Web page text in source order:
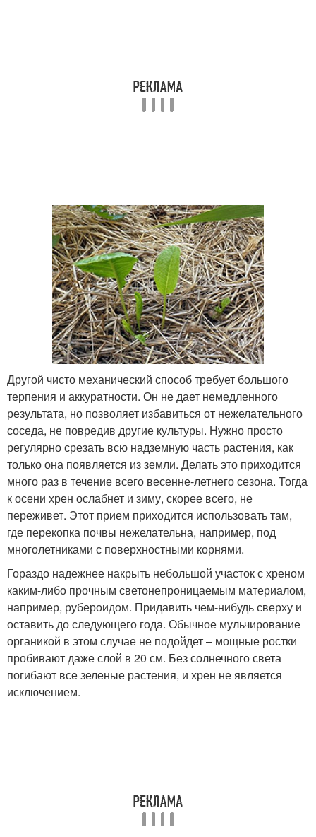
Другой чисто механический способ требует большого
терпения и аккуратности. Он не дает немедленного
результата, но позволяет избавиться от нежелательного
соседа, не повредив другие культуры. Нужно просто
регулярно срезать всю надземную часть растения, как
только она появляется из земли. Делать это приходится
много раз в течение всего весенне-летнего сезона. Тогда
к осени хрен ослабнет и зиму, скорее всего, не
переживет. Этот прием приходится использовать там,
где перекопка почвы нежелательна, например, под
многолетниками с поверхностными корнями.
Гораздо надежнее накрыть небольшой участок с хреном
каким-либо прочным светонепроницаемым материалом,
например, рубероидом. Придавить чем-нибудь сверху и
оставить до следующего года. Обычное мульчирование
органикой в этом случае не подойдет – мощные ростки
пробивают даже слой в 20 см. Без солнечного света
погибают все зеленые растения, и хрен не является
исключением.